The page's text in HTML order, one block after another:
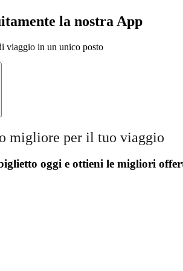
la nostra App
viaggio in un unico posto
migliore per il tuo viaggio
oggi e ottieni le migliori